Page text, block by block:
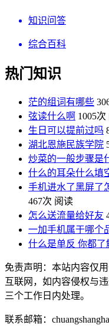
知识问答
综合百科
热门知识
茫的组词有哪些
弦读什么啊 1005次
生日可以提前过吗
湖北恩施民族学院
炒菜的一般步骤是
什么的耳朵什么填
手机进水了黑屏了
467次 阅读
怎么送流量给好友
一加手机属于哪个
什么是单反 你都了
免责声明：本站内容仅
互联网，如内容侵权与
三个工作日内处理。
联系邮箱：